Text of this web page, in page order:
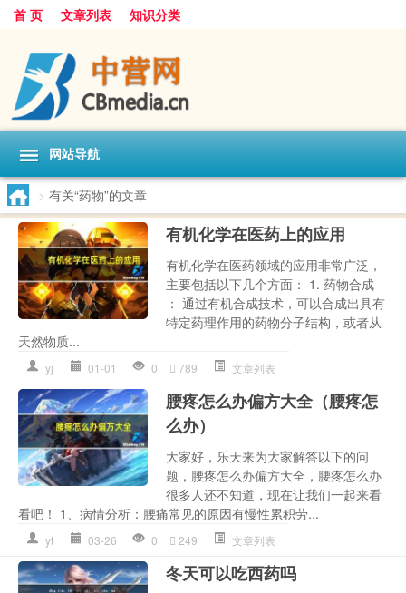
首 页 文章列表 知识分类
网站导航
> 有关“药物”的文章
有机化学在医药上的应用
有机化学在医药领域的应用非常广泛，
主要包括以下几个方面： 1. 药物合成
： 通过有机合成技术，可以合成出具有
特定药理作用的药物分子结构，或者从
天然物质...
yj 01-01 0 789 文章列表
腰疼怎么办偏方大全（腰疼怎
么办）
大家好，乐天来为大家解答以下的问
题，腰疼怎么办偏方大全，腰疼怎么办
很多人还不知道，现在让我们一起来看
看吧！ 1、病情分析：腰痛常见的原因有慢性累积劳...
yt 03-26 0 249 文章列表
冬天可以吃西药吗